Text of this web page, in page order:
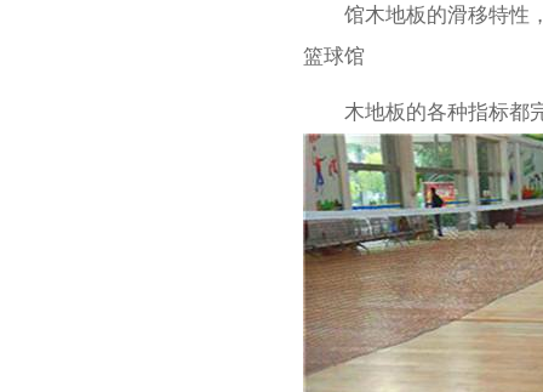
馆木地板的滑移特性，
篮球馆
木地板的各种指标都